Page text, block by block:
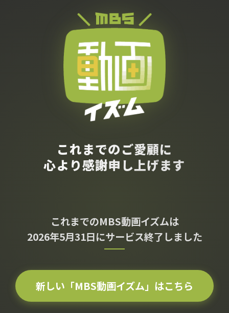
これまでのご愛顧に
心より感謝申し上げます
これまでのMBS動画イズムは
2026年5月31日にサービス終了しました
新しい「MBS動画イズム」はこちら